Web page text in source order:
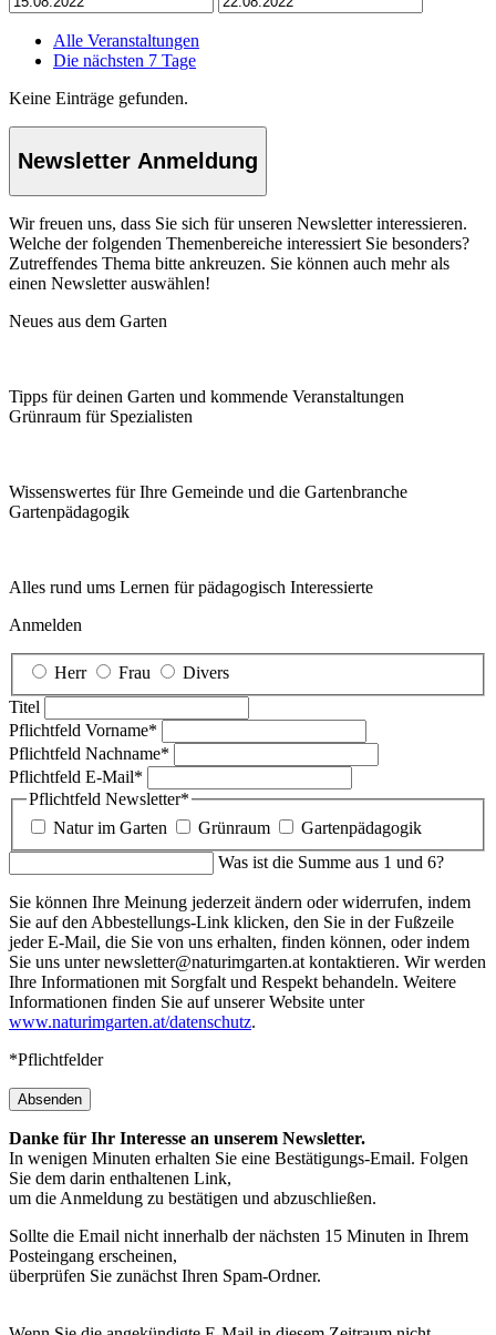
Alle Veranstaltungen
Die nächsten 7 Tage
Keine Einträge gefunden.
Newsletter Anmeldung
Wir freuen uns, dass Sie sich für unseren Newsletter interessieren.
Welche der folgenden Themenbereiche interessiert Sie besonders?
Zutreffendes Thema bitte ankreuzen. Sie können auch mehr als
einen Newsletter auswählen!
Neues aus dem Garten
Tipps für deinen Garten und kommende Veranstaltungen
Grünraum für Spezialisten
Wissenswertes für Ihre Gemeinde und die Gartenbranche
Garten­pädagogik
Alles rund ums Lernen für pädagogisch Interessierte
Anmelden
Herr Frau
Divers
Titel
Pflichtfeld Vorname*
Pflichtfeld Nachname*
Pflichtfeld E-Mail*
Pflichtfeld Newsletter*
Natur im Garten
Grünraum
Gartenpädagogik
Was ist die Summe aus 1 und 6?
Sie können Ihre Meinung jederzeit ändern oder widerrufen, indem
Sie auf den Abbestellungs-Link klicken, den Sie in der Fußzeile
jeder E-Mail, die Sie von uns erhalten, finden können, oder indem
Sie uns unter newsletter@naturimgarten.at kontaktieren. Wir werden
Ihre Informationen mit Sorgfalt und Respekt behandeln. Weitere
Informationen finden Sie auf unserer Website unter
www.naturimgarten.at/datenschutz.
*Pflichtfelder
Absenden
Danke für Ihr Interesse an unserem Newsletter.
In wenigen Minuten erhalten Sie eine Bestätigungs-Email. Folgen
Sie dem darin enthaltenen Link,
um die Anmeldung zu bestätigen und abzuschließen.
Sollte die Email nicht innerhalb der nächsten 15 Minuten in Ihrem
Posteingang erscheinen,
überprüfen Sie zunächst Ihren Spam-Ordner.